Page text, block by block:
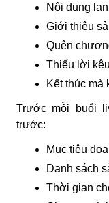
Nội dung
Giới thiệu
Quên
Thiếu lời
Kết thúc
Trước mỗi buổi
trước:
Mục tiêu
Danh sách
Thời gian